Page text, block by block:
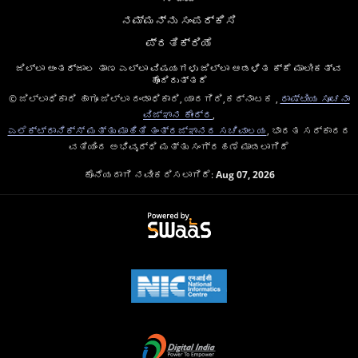
ನಮ್ಮನ್ನು ಸಂಪರ್ಕಿಸಿ
ಪ್ರತಿಕ್ರಿಯೆ
ಜಿಲ್ಲಾ ಅಂತರ್ಜಾಲ ತಾಣ ಎಲ್ಲಾ ವಿಷಯಗಳು ಜಿಲ್ಲಾ ಆಡಳಿತ ಕ್ಕೆ ಮಾಲೀಕತ್ವ
ಹೊಂದಿರುತ್ತದೆ
© ಜಿಲ್ಲಾಧಿಕಾರಿ ಹಾಗೂ ಜಿಲ್ಲಾ ದಂಡಾಧಿಕಾರಿ, ಯಾದಗಿರಿ,ಕರ್ನಾಟಕ ,
ರಾಷ್ಟೀಯ ಸೂಚನಾ
ವಿಜ್ಞಾನ ಕೇಂದ್ರ
ಎಲೆಕ್ಟ್ರಾನಿಕ್ಸ್ ಮತ್ತು ಮಾಹಿತಿ ತಂತ್ರಜ್ಞಾನದ ಸಚಿವಾಲಯ , ಭಾರತ ಸರ್ಕಾರದ
ವತಿಯಿಂದ ಅಭಿವೃದ್ಧಿ ಮತ್ತು ಸಂಗ್ರಹಣೆ ಮಾಡಲಾಗಿದೆ
ಕೊನೆಯದಾಗಿ ನವೀಕರಿಸಲಾಗಿದೆ:Aug 07, 2026